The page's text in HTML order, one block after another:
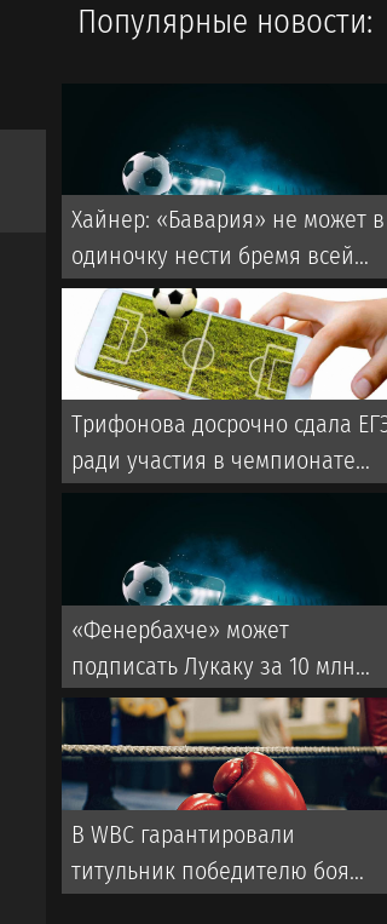
Популярные новости:
Хайнер: «Бавария» не может в
одиночку нести бремя всей
Бундеслиги
Трифонова досрочно сдала
ради участия в чемпионате
«Фенербахче» может
подписать Лукаку за 10 млн
евро
В WBC гарантировали
титульник победителю боя